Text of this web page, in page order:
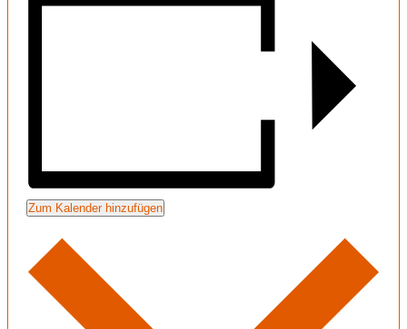
Zum Kalender hinzufügen